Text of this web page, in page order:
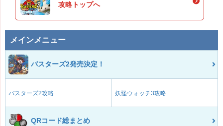
攻略トップへ
メインメニュー
バスターズ2発売決定！
バスターズ2攻略 妖怪ウォッチ3攻略
QRコード総まとめ